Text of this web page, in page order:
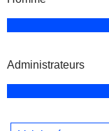
Administrateurs